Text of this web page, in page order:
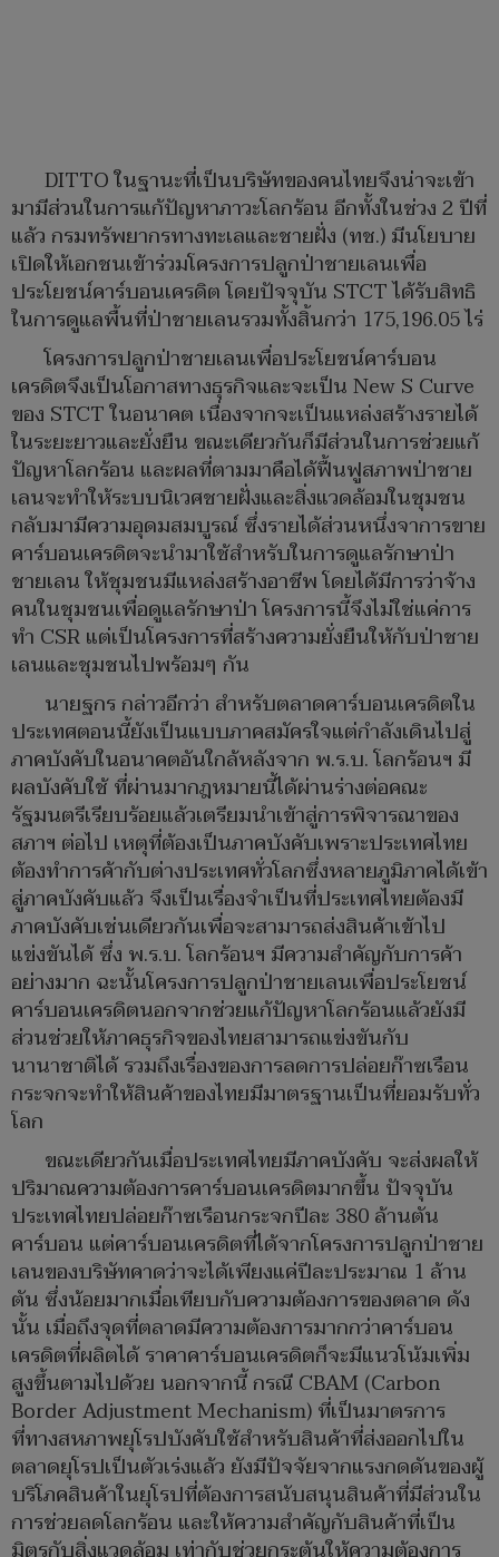
DITTO ในฐานะที่เป็นบริษัทของคนไทยจึงน่าจะเข้า
มามีส่วนในการแก้ปัญหาภาวะโลกร้อน อีกทั้งในช่วง 2 ปีที่
แล้ว กรมทรัพยากรทางทะเลและชายฝั่ง (ทช.) มีนโยบาย
เปิดให้เอกชนเข้าร่วมโครงการปลูกป่าชายเลนเพื่อ
ประโยชน์คาร์บอนเครดิต โดยปัจจุบัน STCT ได้รับสิทธิ
ในการดูแลพื้นที่ป่าชายเลนรวมทั้งสิ้นกว่า 175,196.05 ไร่
โครงการปลูกป่าชายเลนเพื่อประโยชน์คาร์บอน
เครดิตจึงเป็นโอกาสทางธุรกิจและจะเป็น New S Curve
ของ STCT ในอนาคต เนื่องจากจะเป็นแหล่งสร้างรายได้
ในระยะยาวและยั่งยืน ขณะเดียวกันก็มีส่วนในการช่วยแก้
ปัญหาโลกร้อน และผลที่ตามมาคือได้ฟื้นฟูสภาพป่าชาย
เลนจะทำให้ระบบนิเวศชายฝั่งและสิ่งแวดล้อมในชุมชน
กลับมามีความอุดมสมบูรณ์ ซึ่งรายได้ส่วนหนึ่งจาการขาย
คาร์บอนเครดิตจะนำมาใช้สำหรับในการดูแลรักษาป่า
ชายเลน ให้ชุมชนมีแหล่งสร้างอาชีพ โดยได้มีการว่าจ้าง
คนในชุมชนเพื่อดูแลรักษาป่า โครงการนี้จึงไม่ใช่แค่การ
ทำ CSR แต่เป็นโครงการที่สร้างความยั่งยืนให้กับป่าชาย
เลนและชุมชนไปพร้อมๆ กัน
นายฐกร กล่าวอีกว่า สำหรับตลาดคาร์บอนเครดิตใน
ประเทศตอนนี้ยังเป็นแบบภาคสมัครใจแต่กำลังเดินไปสู่
ภาคบังคับในอนาคตอันใกล้หลังจาก พ.ร.บ. โลกร้อนฯ มี
ผลบังคับใช้ ที่ผ่านมากฎหมายนี้ได้ผ่านร่างต่อคณะ
รัฐมนตรีเรียบร้อยแล้วเตรียมนำเข้าสู่การพิจารณาของ
สภาฯ ต่อไป เหตุที่ต้องเป็นภาคบังคับเพราะประเทศไทย
ต้องทำการค้ากับต่างประเทศทั่วโลกซึ่งหลายภูมิภาคได้เข้า
สู่ภาคบังคับแล้ว จึงเป็นเรื่องจำเป็นที่ประเทศไทยต้องมี
ภาคบังคับเช่นเดียวกันเพื่อจะสามารถส่งสินค้าเข้าไป
แข่งขันได้ ซึ่ง พ.ร.บ. โลกร้อนฯ มีความสำคัญกับการค้า
อย่างมาก ฉะนั้นโครงการปลูกป่าชายเลนเพื่อประโยชน์
คาร์บอนเครดิตนอกจากช่วยแก้ปัญหาโลกร้อนแล้วยังมี
ส่วนช่วยให้ภาคธุรกิจของไทยสามารถแข่งขันกับ
นานาชาติได้ รวมถึงเรื่องของการลดการปล่อยก๊าซเรือน
กระจกจะทำให้สินค้าของไทยมีมาตรฐานเป็นที่ยอมรับทั่ว
โลก
ขณะเดียวกันเมื่อประเทศไทยมีภาคบังคับ จะส่งผลให้
ปริมาณความต้องการคาร์บอนเครดิตมากขึ้น ปัจจุบัน
ประเทศไทยปล่อยก๊าซเรือนกระจกปีละ 380 ล้านตัน
คาร์บอน แต่คาร์บอนเครดิตที่ได้จากโครงการปลูกป่าชาย
เลนของบริษัทคาดว่าจะได้เพียงแค่ปีละประมาณ 1 ล้าน
ตัน ซึ่งน้อยมากเมื่อเทียบกับความต้องการของตลาด ดัง
นั้น เมื่อถึงจุดที่ตลาดมีความต้องการมากกว่าคาร์บอน
เครดิตที่ผลิตได้ ราคาคาร์บอนเครดิตก็จะมีแนวโน้มเพิ่ม
สูงขึ้นตามไปด้วย นอกจากนี้ กรณี CBAM (Carbon
Border Adjustment Mechanism) ที่เป็นมาตรการ
ที่ทางสหภาพยุโรปบังคับใช้สำหรับสินค้าที่ส่งออกไปใน
ตลาดยุโรปเป็นตัวเร่งแล้ว ยังมีปัจจัยจากแรงกดดันของผู้
บริโภคสินค้าในยุโรปที่ต้องการสนับสนุนสินค้าที่มีส่วนใน
การช่วยลดโลกร้อน และให้ความสำคัญกับสินค้าที่เป็น